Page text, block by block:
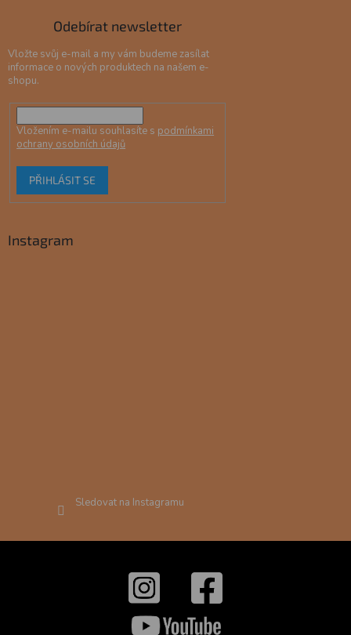
Odebírat newsletter
Vložte svůj e-mail a my vám budeme zasílat
informace o nových produktech na našem e-
shopu.
Vložením e-mailu souhlasíte s podmínkami
ochrany osobních údajů
PŘIHLÁSIT SE
Instagram
Sledovat na Instagramu